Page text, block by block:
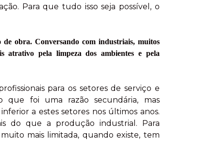
Para que tudo isso seja possível, o
obra. Conversando com industriais, muitos
atrativo pela limpeza dos ambientes e pela
para os setores de serviço e
foi uma razão secundária, mas
a estes setores nos últimos anos.
do que a produção industrial. Para
mais limitada, quando existe, tem